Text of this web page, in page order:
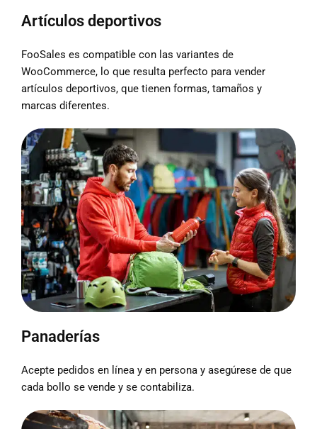
Artículos deportivos
FooSales es compatible con las variantes de
WooCommerce, lo que resulta perfecto para vender
artículos deportivos, que tienen formas, tamaños y
marcas diferentes.
Panaderías
Acepte pedidos en línea y en persona y asegúrese de que
cada bollo se vende y se contabiliza.